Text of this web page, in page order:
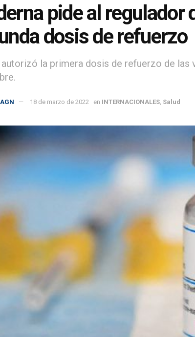
pide al regulador
dosis de refuerzo
autorizó la primera dosis de refuerzo de
AGN 18 de marzo de 2022 en INTERNACIONALES Salud